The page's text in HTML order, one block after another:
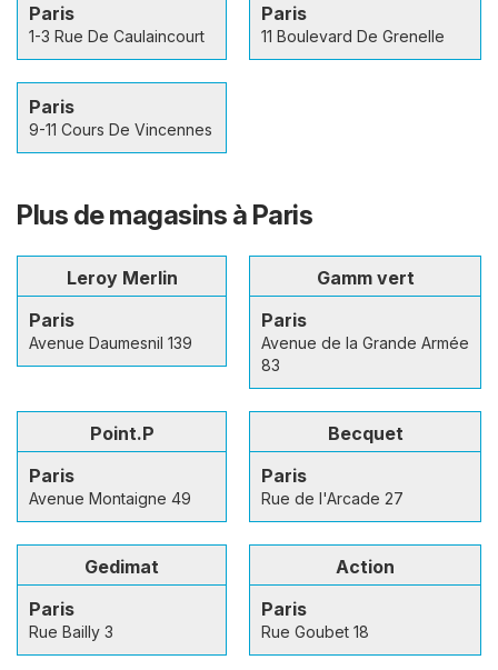
Paris
1-3 Rue De Caulaincourt
Paris
11 Boulevard De Grenelle
Paris
9-11 Cours De Vincennes
Plus de magasins à Paris
Leroy Merlin
Paris
Avenue Daumesnil 139
Gamm vert
Paris
Avenue de la Grande Armée
83
Point.P
Paris
Avenue Montaigne 49
Becquet
Paris
Rue de l'Arcade 27
Gedimat
Paris
Rue Bailly 3
Action
Paris
Rue Goubet 18